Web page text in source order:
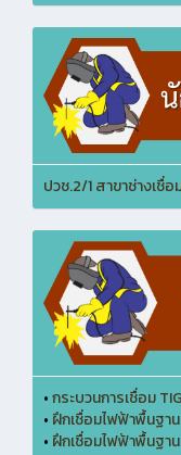
ปวช.2/1 สาขาช่างเชื่อ
•กระบวนการเชื่อม
• ฝึกเชื่อมไฟฟ้าพื้นฐาน
• ฝึกเชื่อมไฟฟ้าพื้นฐาน